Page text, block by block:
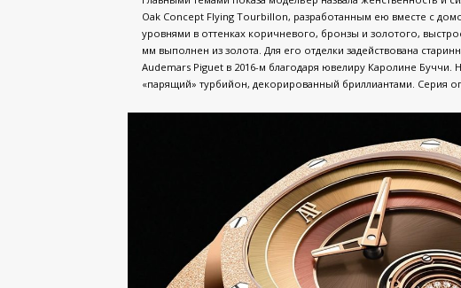
Oak Concept Flying Tourbillon, разработанным ею вместе с
уровнями в оттенках коричневого, бронзы и золотого,
мм выполнен из золота. Для его отделки задействована
Audemars Piguet в 2016-м благодаря ювелиру Каролине Буччи.
«парящий» турбийон, декорированный бриллиантами. Серия